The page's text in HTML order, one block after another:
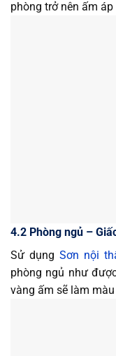
phòng trở nên ấm
4.2 Phòng ngủ –
Sử dụng Sơn nội
phòng ngủ như
vàng ấm sẽ làm